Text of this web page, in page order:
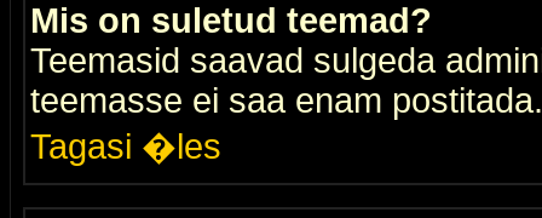
Mis on suletud teemad?
Teemasid saavad sulgeda
teemasse ei saa enam postitada.
Tagasi �les